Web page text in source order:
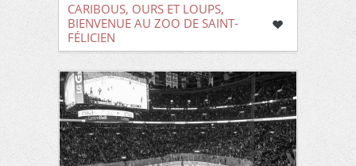
CARIBOUS, OURS ET LOUPS,
BIENVENUE AU ZOO DE SAINT-
FÉLICIEN